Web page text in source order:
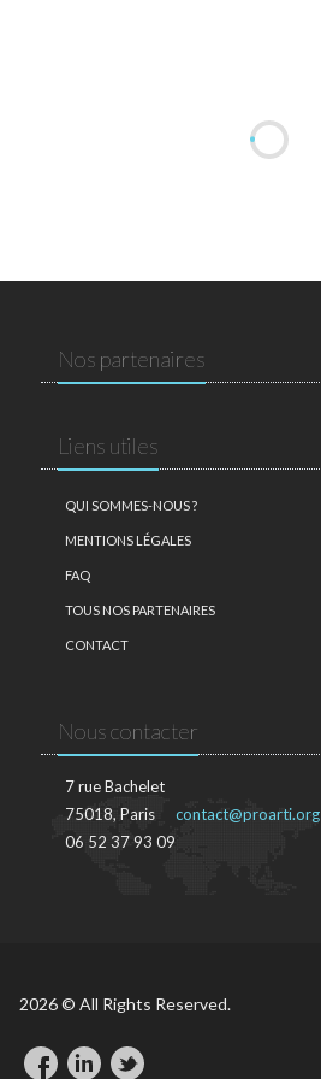
Nos partenaires
Liens utiles
QUI SOMMES-NOUS ?
MENTIONS LÉGALES
FAQ
TOUS NOS PARTENAIRES
CONTACT
Nous contacter
7 rue Bachelet
75018, Paris
06 52 37 93 09
contact@proarti.org
2026 © All Rights Reserved.